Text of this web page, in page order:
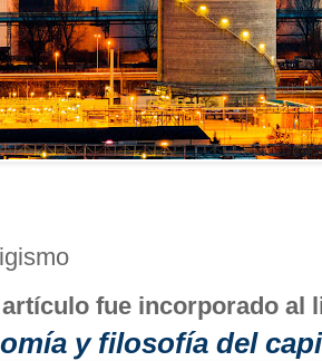
fue incorporado al
y filosofía del